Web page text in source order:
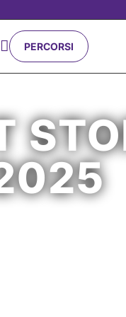
 PERCORSI